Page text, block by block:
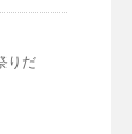
りだ